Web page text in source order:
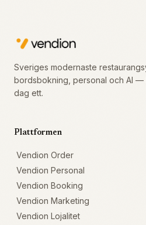
Sveriges modernaste
bordsbokning, personal och AI —
dag ett.
Plattformen
Vendion Order
Vendion Personal
Vendion Booking
Vendion Marketing
Vendion Lojalitet